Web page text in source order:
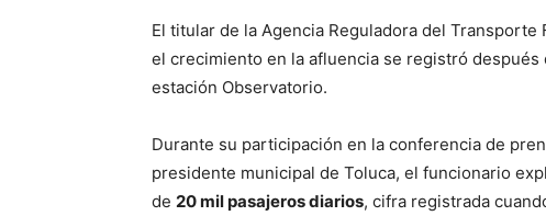
El titular de la Agencia Reguladora del Transporte
el crecimiento en la afluencia se registró
estación Observatorio.
Durante su participación en la conferencia de
presidente municipal de Toluca, el funcionario
de 20 mil pasajeros diarios, cifra registrada